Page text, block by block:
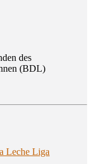
des
(BDL)